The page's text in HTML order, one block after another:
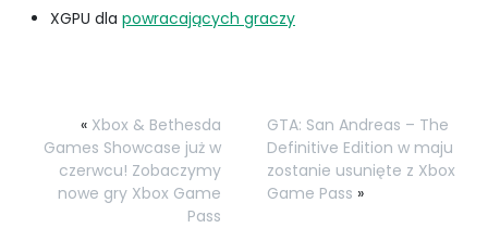
XGPU dla powracających graczy
« Xbox & Bethesda
Games Showcase już w
czerwcu! Zobaczymy
nowe gry Xbox Game
Pass
GTA: San Andreas – The
Definitive Edition w maju
zostanie usunięte z Xbox
Game Pass »